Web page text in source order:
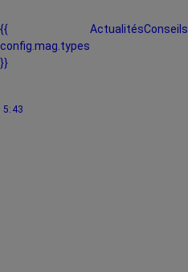
{{
config.mag.types
}}
ActualitésConseils
5:43